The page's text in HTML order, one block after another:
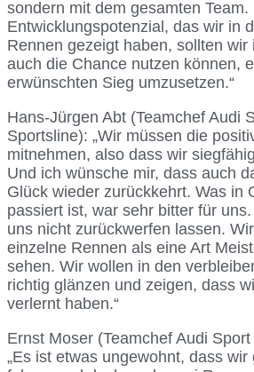
sondern mit dem gesamten Team.
Entwicklungspotenzial, das wir in
Rennen gezeigt haben, sollten wir
auch die Chance nutzen können,
erwünschten Sieg umzusetzen.“
Hans-Jürgen Abt (Teamchef Audi
Sportsline): „Wir müssen die
mitnehmen, also dass wir
Und ich wünsche mir, dass auch
Glück wieder zurückkehrt. Was in
passiert ist, war sehr bitter für
uns nicht zurückwerfen lassen.
einzelne Rennen als eine Art
sehen. Wir wollen in den
richtig glänzen und zeigen, dass
verlernt haben.“
Ernst Moser (Teamchef Audi
„Es ist etwas ungewohnt, dass